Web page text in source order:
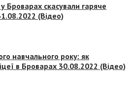
Броварах скасували гаряче
(Відео)
навчального року: як
в Броварах 30.08.2022 (Відео)